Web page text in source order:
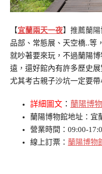
【宜蘭兩天一夜】推薦蘭陽
品部、常態展、天空橋..等
就吵著要來玩，不過蘭陽
遠，還好館內有許多歷史
尤其考古親子沙坑一定要帶
詳細圖文 ： 蘭陽博
蘭陽博物館地址：宜
營業時間：09:00-
線上訂票： 蘭陽博物